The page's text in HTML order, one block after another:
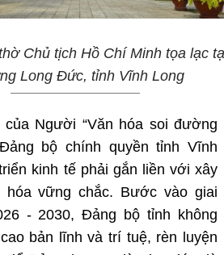
Chủ tịch Hồ Chí Minh tọa lạc
Long Đức, tỉnh Vĩnh Long
Người “Văn hóa soi đường
bộ chính quyền tỉnh Vĩnh
kinh tế phải gắn liền với xây
hóa vững chắc. Bước vào giai
- 2030, Đảng bộ tỉnh không
bản lĩnh và trí tuệ, rèn luyện